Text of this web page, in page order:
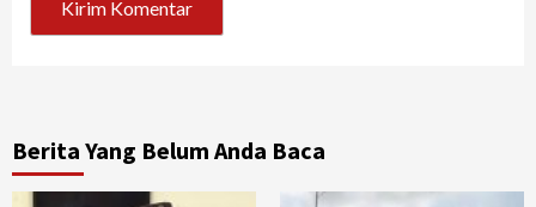
Berita Yang Belum Anda Baca